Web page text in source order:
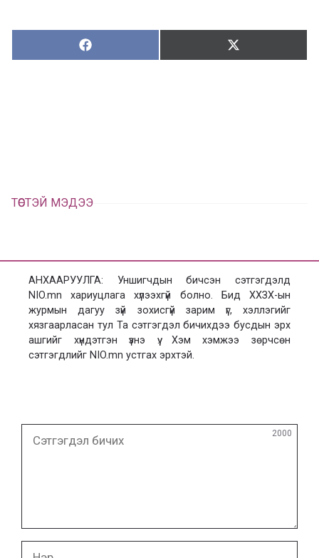
Хуваалцах:
Х
у
Түгээх:
Т
ү
ТӨСТЭЙ МЭДЭЭ
АНХААРУУЛГА: Уншигчдын бичсэн сэтгэгдэлд
NIO.mn хариуцлага хүлээхгүй болно. Бид ХХЗХ-ын
журмын дагуу зүй зохисгүй зарим үг, хэллэгийг
хязгаарласан тул Та сэтгэгдэл бичихдээ бусдын эрх
ашгийг хүндэтгэн үзнэ үү. Хэм хэмжээ зөрчсөн
сэтгэгдлийг NIO.mn устгах эрхтэй.
2000